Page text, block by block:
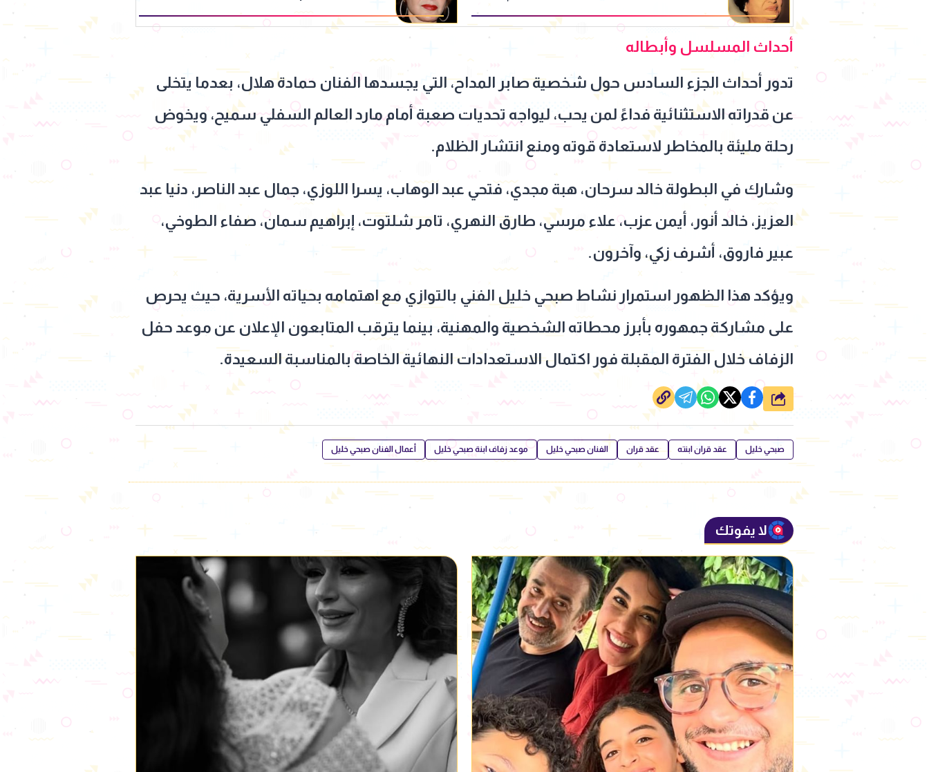
الصباغ يعتذر: كان قصدي إنصاف أم
كلثوم
أحداث المسلسل وأبطاله
تدور أحداث الجزء السادس حول شخصية صابر المداح، التي يجسدها الفنان حمادة هلال، بعدما يتخلى
عن قدراته الاستثنائية فداءً لمن يحب، ليواجه تحديات صعبة أمام مارد العالم السفلي سميح، ويخوض
رحلة مليئة بالمخاطر لاستعادة قوته ومنع انتشار الظلام.
وشارك في البطولة خالد سرحان، هبة مجدي، فتحي عبد الوهاب، يسرا اللوزي، جمال عبد الناصر، دنيا عبد
العزيز، خالد أنور، أيمن عزب، علاء مرسي، طارق النهري، تامر شلتوت، إبراهيم سمان، صفاء الطوخي،
عبير فاروق، أشرف زكي، وآخرون.
ويؤكد هذا الظهور استمرار نشاط صبحي خليل الفني بالتوازي مع اهتمامه بحياته الأسرية، حيث يحرص
على مشاركة جمهوره بأبرز محطاته الشخصية والمهنية، بينما يترقب المتابعون الإعلان عن موعد حفل
الزفاف خلال الفترة المقبلة فور اكتمال الاستعدادات النهائية الخاصة بالمناسبة السعيدة.
شارك
صبحي خليل عقد قران ابنته عقد قران الفنان صبحي خليل موعد زفاف ابنة صبحي خليل أعمال الفنان صبحي خليل
لا يفوتك